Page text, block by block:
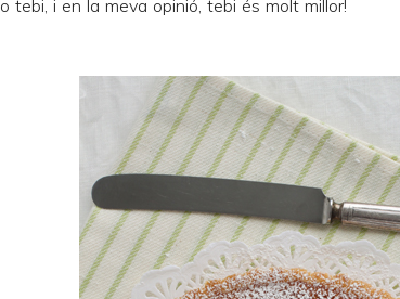
o tebi, i en la meva opinió, tebi és molt millor!